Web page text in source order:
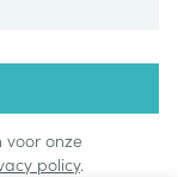
voor onze
policy.